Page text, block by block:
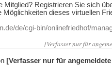
Mitglied? Registrieren Sie sich
Möglichkeiten dieses virtuellen
de/cgi-bin/onlinefriedhof/
[Verfasser nur für
[Verfasser nur für